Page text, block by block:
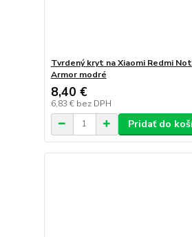
Tvrdený kryt na Xiaomi Redmi
Armor modré
8,40 €
6,83 € bez DPH
Pridať do